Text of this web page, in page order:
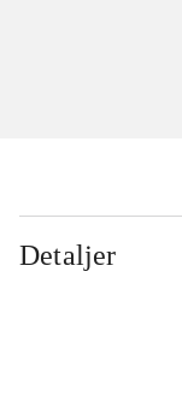
Detaljer